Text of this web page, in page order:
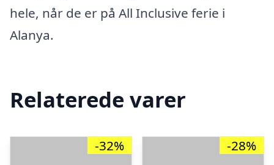
hele, når de er på All Inclusive ferie i
Alanya.
Relaterede varer
-32% -28%